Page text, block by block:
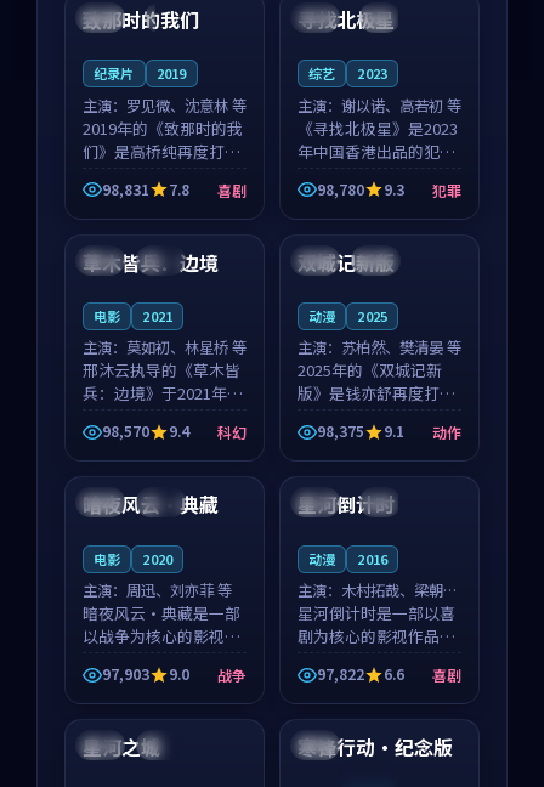
中国 4K
致那时的我们
纪录片 2019
主演： 罗见微、沈意林 等
2019年的《致那时的我
们》是高桥纯再度打磨
的喜剧佳作。中国大陆
的取景与都市寓言的氛
围相互成就，罗见微与
沈意林的对手戏自然克
制，让整部影片在悬
98,831 7.8 喜剧
中国 4K
寻找北极星
综艺 2023
主演： 谢以诺、高若初 等
《寻找北极星》是2023
年中国香港出品的犯罪
新作，主创团队希望用
公路冒险的故事让观众
停下来想一想。谢以诺
领衔，高若初担任重要
角色，戚南柯的叙事
98,780 9.3 犯罪
泰国 独播
草木皆兵：边境
电影 2021
主演： 莫如初、林星桥 等
邢沐云执导的《草木皆
兵：边境》于2021年面
世，泰国的城市气质与
校园青春的人物心境共
同构筑了影片基调。莫
如初、林星桥用细腻的
表演撑起整部科幻电
98,570 9.4 科幻
中国 独播
双城记新版
动漫 2025
主演： 苏柏然、樊清晏 等
2025年的《双城记新
版》是钱亦舒再度打磨
的动作佳作。中国大陆
的取景与沙漠探险的氛
围相互成就，苏柏然与
樊清晏的对手戏自然克
制，让整部影片在悬念
98,375 9.1 动作
日本 杜比
暗夜风云·典藏
电影 2020
主演： 周迅、刘亦菲 等
暗夜风云·典藏是一部
以战争为核心的影视作
品，围绕危机、反转与
人物成长展开，整体节
奏紧凑，值得推荐观
看。
97,903 9.0 战争
中国 4K
星河倒计时
动漫 2016
主演： 木村拓哉、梁朝伟
等
星河倒计时是一部以喜
剧为核心的影视作品，
围绕危机、反转与人物
成长展开，整体节奏紧
凑，值得推荐观看。
97,822 6.6 喜剧
英国 院线
星河之城
美国
寒锋行动·纪念版